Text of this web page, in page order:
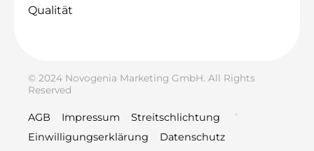
Qualität
© 2024 Novogenia Marketing GmbH. All Rights
Reserved
AGB Impressum
Streitschlichtung
Einwilligungserklärung
Datenschutz